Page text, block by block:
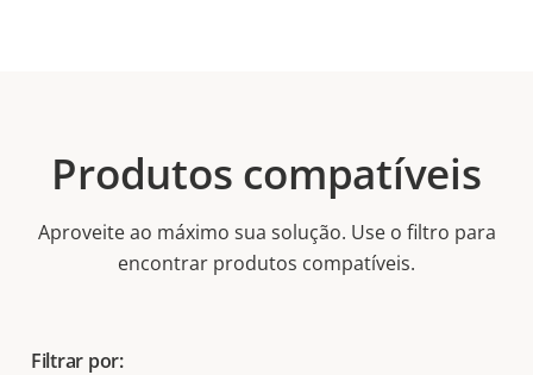
Produtos compatíveis
Aproveite ao máximo sua solução. Use o filtro para
encontrar produtos compatíveis.
Filtrar por: